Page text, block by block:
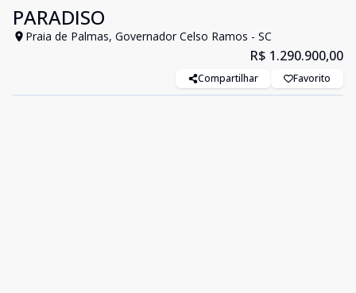
PARADISO
Praia de Palmas, Governador Celso Ramos - SC
R$ 1.290.900,00
Compartilhar Favorito